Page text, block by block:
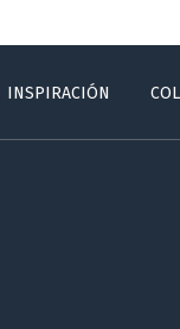
INSPIRACIÓN